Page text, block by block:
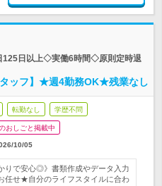
125日以上◇実働6時間◇原則定時退
ッフ】★週4勤務OK★残業なし
転勤なし 学歴不問
おしごと掲載中
10/05
りで安心◎》書類作成やデータ入力
任せ★自分のライフスタイルに合わ